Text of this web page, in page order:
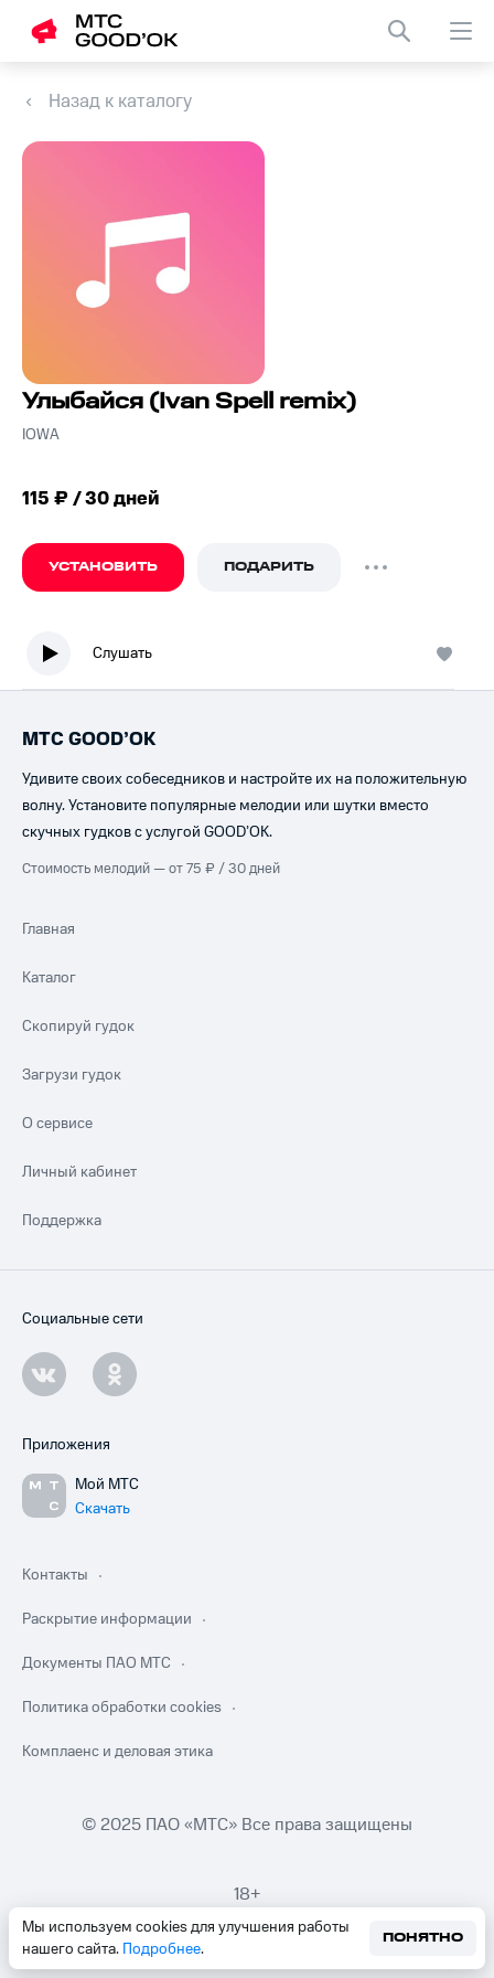
Назад к каталогу
Улыбайся (Ivan Spell remix)
IOWA
115 ₽ / 30 дней
УСТАНОВИТЬ ПОДАРИТЬ
Слушать
Мы используем cookies для улучшения работы
нашего сайта. Подробнее.
ПОНЯТНО
МТС GOOD’OK
Удивите своих собеседников и настройте их на положительную
волну. Установите популярные мелодии или шутки вместо
скучных гудков с услугой GOOD’OK.
Стоимость мелодий — от 75 ₽ / 30 дней
Главная
Каталог
Скопируй гудок
Загрузи гудок
О сервисе
Личный кабинет
Поддержка
Социальные сети
Приложения
Мой МТС
Скачать
Контакты
Раскрытие информации
Документы ПАО МТС
Политика обработки cookies
Комплаенс и деловая этика
© 2025 ПАО «МТС» Все права защищены
18+